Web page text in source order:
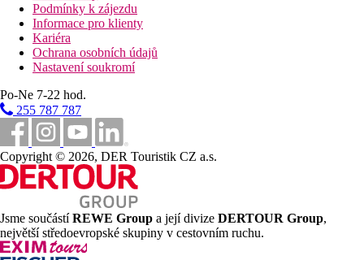
Podmínky k zájezdu
Informace pro klienty
Kariéra
Ochrana osobních údajů
Nastavení soukromí
Po-Ne 7-22 hod.
255 787 787
Copyright © 2026, DER Touristik CZ a.s.
Jsme součástíREWE Group a její divize DERTOUR Group,
největší středoevropské skupiny v cestovním ruchu.